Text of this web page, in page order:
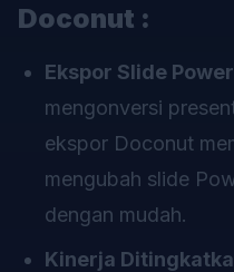
Doconut :
Ekspor Slide
mengonversi
ekspor Doconut
mengubah slide
dengan mudah.
Kinerja